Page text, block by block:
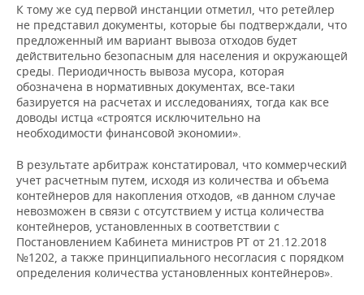
К тому же суд первой инстанции отметил, что ретейлер
не представил документы, которые бы подтверждали, что
предложенный им вариант вывоза отходов будет
действительно безопасным для населения и окружающей
среды. Периодичность вывоза мусора, которая
обозначена в нормативных документах, все-таки
базируется на расчетах и исследованиях, тогда как все
доводы истца «строятся исключительно на
необходимости финансовой экономии».
В результате арбитраж констатировал, что коммерческий
учет расчетным путем, исходя из количества и объема
контейнеров для накопления отходов, «в данном случае
невозможен в связи с отсутствием у истца количества
контейнеров, установленных в соответствии с
Постановлением Кабинета министров РТ от 21.12.2018
№1202, а также принципиального несогласия с порядком
определения количества установленных контейнеров».